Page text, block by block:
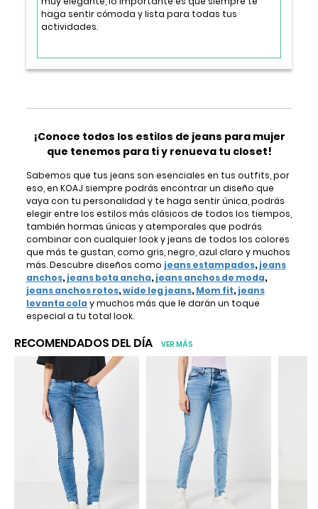
haga sentir cómoda y lista para todas tus
actividades.
¡Conoce todos los estilos de jeans para mujer
que tenemos para ti y renueva tu closet!
Sabemos que tus jeans son esenciales en tus outfits, por
eso, en KOAJ siempre podrás encontrar un diseño que
vaya con tu personalidad y te haga sentir única, podrás
elegir entre los estilos más clásicos de todos los tiempos,
también hormas únicas y atemporales que podrás
combinar con cualquier look y jeans de todos los colores
que más te gustan, como gris, negro, azul claro y muchos
más. Descubre diseños como jeans estampados, jeans
anchos, jeans bota ancha, jeans anchos de moda,
jeans anchos rotos,wide leg jeans, Mom fit, jeans
levanta cola y muchos más que le darán un toque
especial a tu total look.
RECOMENDADOS DEL DÍA VER MÁS